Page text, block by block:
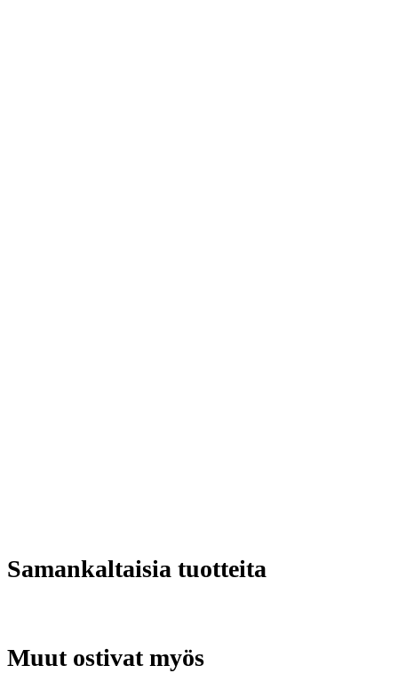
Samankaltaisia tuotteita
Muut ostivat myös